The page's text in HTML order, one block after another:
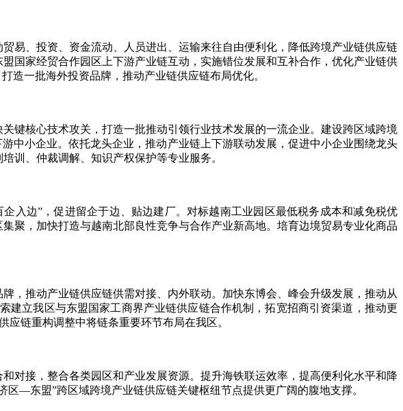
、投资、资金流动、人员进出、运输来往自由便利化，降低跨境产业链供应链
国家经贸合作园区上下游产业链互动，实施错位发展和互补合作，优化产业链供
造一批海外投资品牌，推动产业链供应链布局优化。
核心技术攻关，打造一批推动引领行业技术发展的一流企业。建设跨区域跨境
中小企业。依托龙头企业，推动产业链上下游联动发展，促进中小企业围绕龙头
训、仲裁调解、知识产权保护等专业服务。
边”，促进留企于边、贴边建厂。对标越南工业园区最低税务成本和减免税优
聚，加快打造与越南北部良性竞争与合作产业新高地。培育边境贸易专业化商品
推动产业链供应链供需对接、内外联动。加快东博会、峰会升级发展，推动从
建立我区与东盟国家工商界产业链供应链合作机制，拓宽招商引资渠道，推动更
链重构调整中将链条重要环节布局在我区。
接，整合各类园区和产业发展资源。提升海铁联运效率，提高便利化水平和降
—东盟”跨区域跨境产业链供应链关键枢纽节点提供更广阔的腹地支撑。